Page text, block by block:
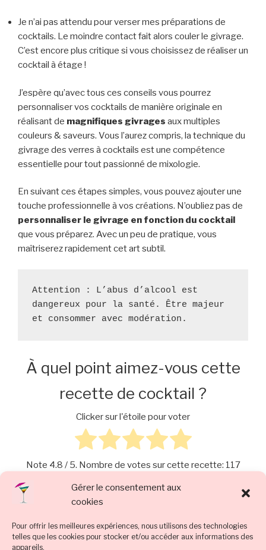
Gérer le consentement aux
cookies
Pour offrir les meilleures expériences, nous utilisons des technologies
telles que les cookies pour stocker et/ou accéder aux informations des
appareils.
Je n’ai pas attendu pour verser mes préparations de
cocktails. Le moindre contact fait alors couler le givrage.
C’est encore plus critique si vous choisissez de réaliser un
cocktail à étage !
J’espère qu’avec tous ces conseils vous pourrez
personnaliser vos cocktails de manière originale en
réalisant de magnifiques givrages aux multiples
couleurs & saveurs. Vous l’aurez compris, la technique du
givrage des verres à cocktails est une compétence
essentielle pour tout passionné de mixologie.
En suivant ces étapes simples, vous pouvez ajouter une
touche professionnelle à vos créations. N’oubliez pas de
personnaliser le givrage en fonction du cocktail
que vous préparez. Avec un peu de pratique, vous
maîtriserez rapidement cet art subtil.
Attention : L’abus d’alcool est
dangereux pour la santé. Être majeur
et consommer avec modération.
À quel point aimez-vous cette
recette de cocktail ?
Clicker sur l'étoile pour voter
Note 4.8 / 5. Nombre de votes sur cette recette: 117
CATÉGORIES
RECETTE COCKTAIL DE SOIRÉE,RECETTE
COCKTAIL INÉDIT,RECETTE COCKTAIL
INTERNATIONAL